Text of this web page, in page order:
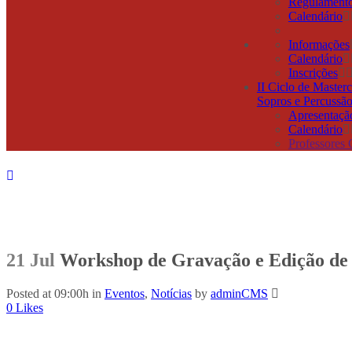
Calendário
Informações
Calendário
Inscrições
II Ciclo de
Sopros e Percussão
Calendário
Professores
21 Jul Workshop de Gravação e Edição
Posted at 09:00h in Eventos, Notícias by adminCMS
0 Likes